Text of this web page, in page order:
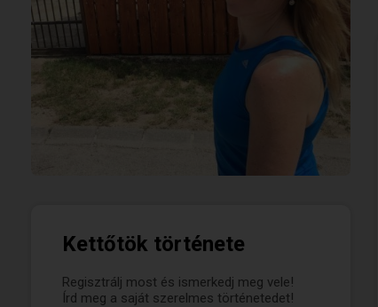
Kettőtök története
Regisztrálj most és ismerkedj meg vele!
Írd meg a saját szerelmes történetedet!